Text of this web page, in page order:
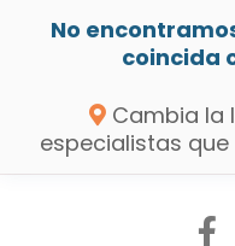
No
coincida
Cambia la
especialistas